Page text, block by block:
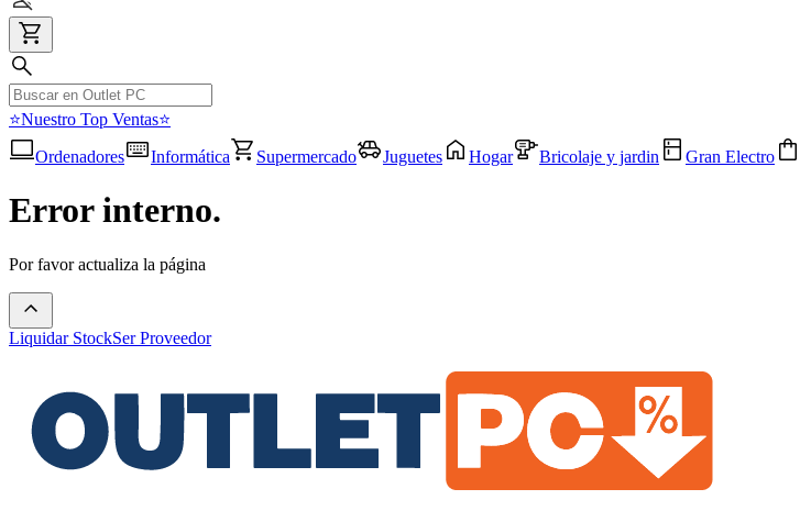
⭐Nuestro Top Ventas⭐
Ordenadores
Informática Supermercado Juguetes Hogar Bricolaje y jardin Gran Electro
Error interno.
Por favor actualiza la página
Liquidar StockSer Proveedor